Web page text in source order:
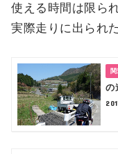
使える時間は限ら
実際走りに出られ
の